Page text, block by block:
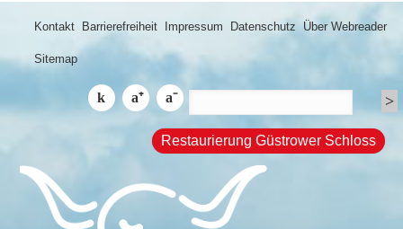
Kontakt Barrierefreiheit Impressum Datenschutz Über Webreader
Sitemap
Restaurierung Güstrower Schloss